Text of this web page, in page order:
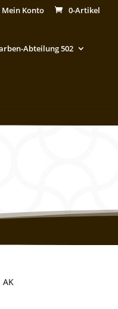
Mein Konto 0-Artikel
Abteilung 502
AK